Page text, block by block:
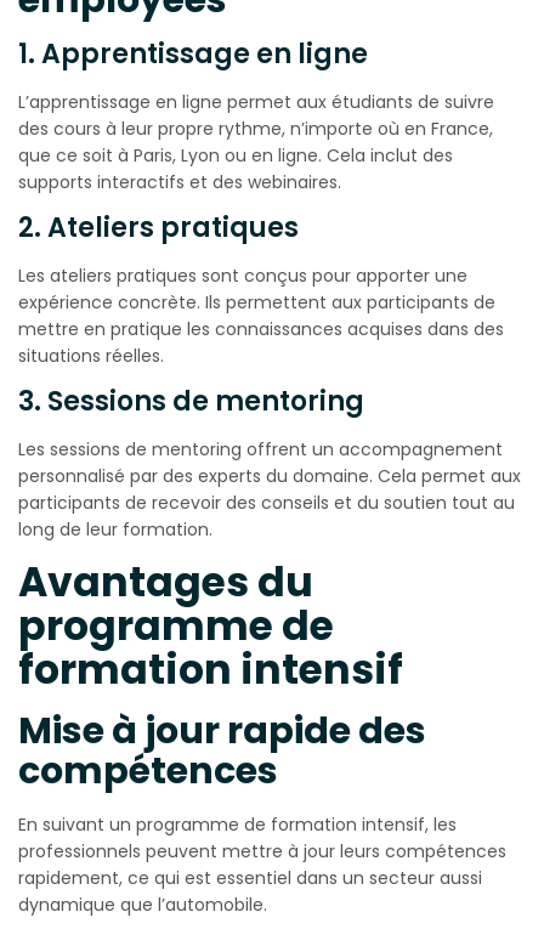
1. Apprentissage en ligne
L’apprentissage en ligne permet aux étudiants de suivre
des cours à leur propre rythme, n’importe où en France,
que ce soit à Paris, Lyon ou en ligne. Cela inclut des
supports interactifs et des webinaires.
2. Ateliers pratiques
Les ateliers pratiques sont conçus pour apporter une
expérience concrète. Ils permettent aux participants de
mettre en pratique les connaissances acquises dans des
situations réelles.
3. Sessions de mentoring
Les sessions de mentoring offrent un accompagnement
personnalisé par des experts du domaine. Cela permet aux
participants de recevoir des conseils et du soutien tout au
long de leur formation.
Avantages du
programme de
formation intensif
Mise à jour rapide des
compétences
En suivant un programme de formation intensif, les
professionnels peuvent mettre à jour leurs compétences
rapidement, ce qui est essentiel dans un secteur aussi
dynamique que l’automobile.